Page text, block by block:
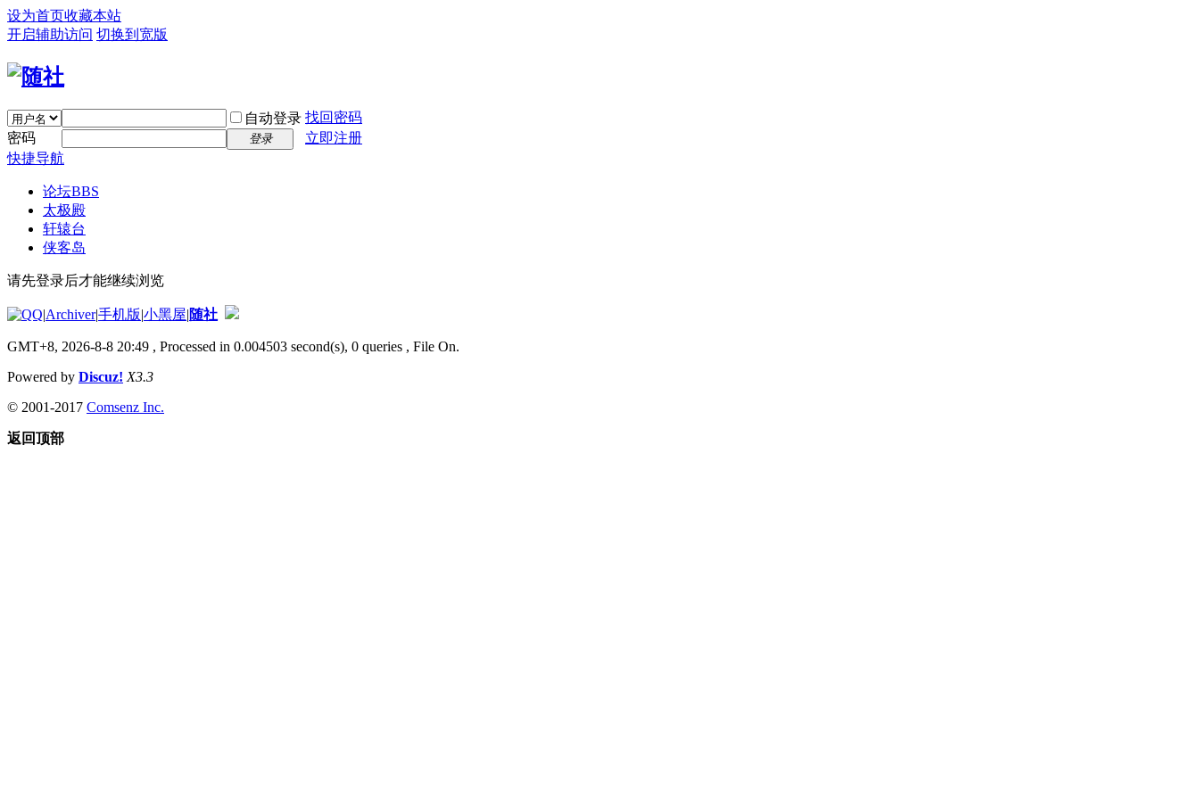
设为首页收藏本站
开启辅助访问 切换到宽版
自动登录 找回密码
密码
登录
立即注册
快捷导航
论坛BBS
太极殿
轩辕台
侠客岛
请先登录后才能继续浏览
|Archiver|手机版|小黑屋|随社
GMT+8, 2026-8-8 20:49 , Processed in 0.004503 second(s), 0 queries , File On.
Powered by Discuz! X3.3
© 2001-2017 Comsenz Inc.
返回顶部